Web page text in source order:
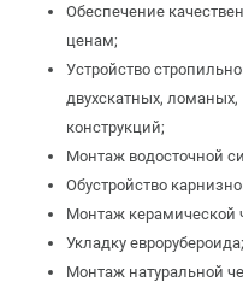
Обеспечение
ценам;
Устройство
двухскатных,
конструкций;
Монтаж водосточной
Обустройство
Монтаж керамической
Укладку еврорубероида;
Монтаж натуральной